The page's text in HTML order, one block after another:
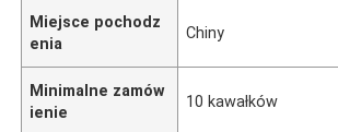
Miejsce pochodz
enia
Chiny
Minimalne zamów
ienie
10 kawałków